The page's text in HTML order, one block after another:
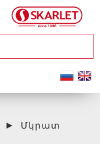
Մկրատ